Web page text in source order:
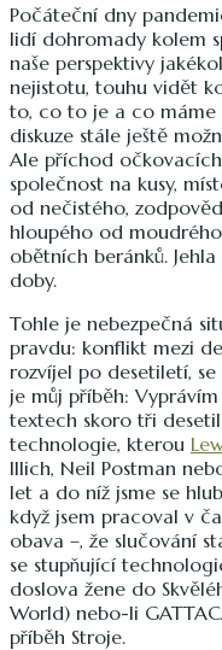
Počáteční dny
lidí dohromady kolem
naše perspektivy
nejistotu, touhu vidět
to, co to je a co
diskuze stále ještě
Ale příchod
společnost na kusy,
od nečistého,
hloupého od
obětních beránků.
doby.
Tohle je nebezpečná
pravdu: konflikt mezi
rozvíjel po desetiletí,
je můj příběh:
textech skoro tři
technologie, kterou
Illich, Neil Postman
let a do níž jsme se
když jsem pracoval v
obava –, že slučování
se stupňující
doslova žene do
World) nebo-li
příběh Stroje.